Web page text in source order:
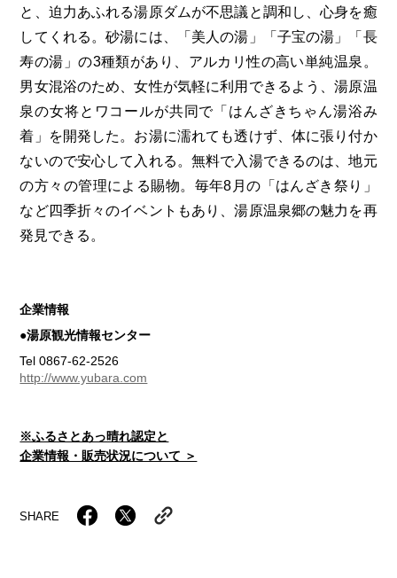
と、迫力あふれる湯原ダムが不思議と調和し、心身を癒
してくれる。砂湯には、「美人の湯」「子宝の湯」「長
寿の湯」の3種類があり、アルカリ性の高い単純温泉。
男女混浴のため、女性が気軽に利用できるよう、湯原温
泉の女将とワコールが共同で「はんざきちゃん湯浴み
着」を開発した。お湯に濡れても透けず、体に張り付か
ないので安心して入れる。無料で入湯できるのは、地元
の方々の管理による賜物。毎年8月の「はんざき祭り」
など四季折々のイベントもあり、湯原温泉郷の魅力を再
発見できる。
企業情報
●湯原観光情報センター
Tel 0867-62-2526
http://www.yubara.com
※ふるさとあっ晴れ認定と
企業情報・販売状況について ＞
SHARE